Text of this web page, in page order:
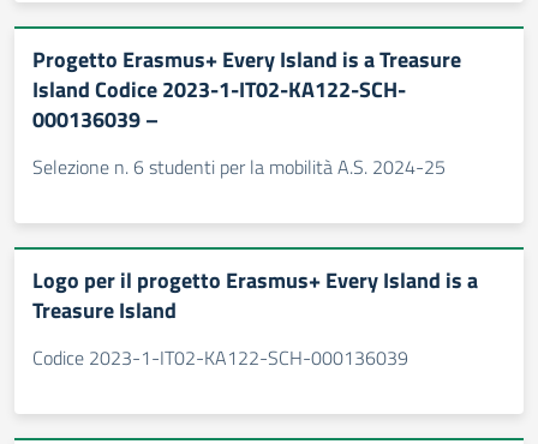
Progetto Erasmus+ Every Island is a Treasure
Island Codice 2023-1-IT02-KA122-SCH-
000136039 –
Selezione n. 6 studenti per la mobilità A.S. 2024-25
Logo per il progetto Erasmus+ Every Island is a
Treasure Island
Codice 2023-1-IT02-KA122-SCH-000136039